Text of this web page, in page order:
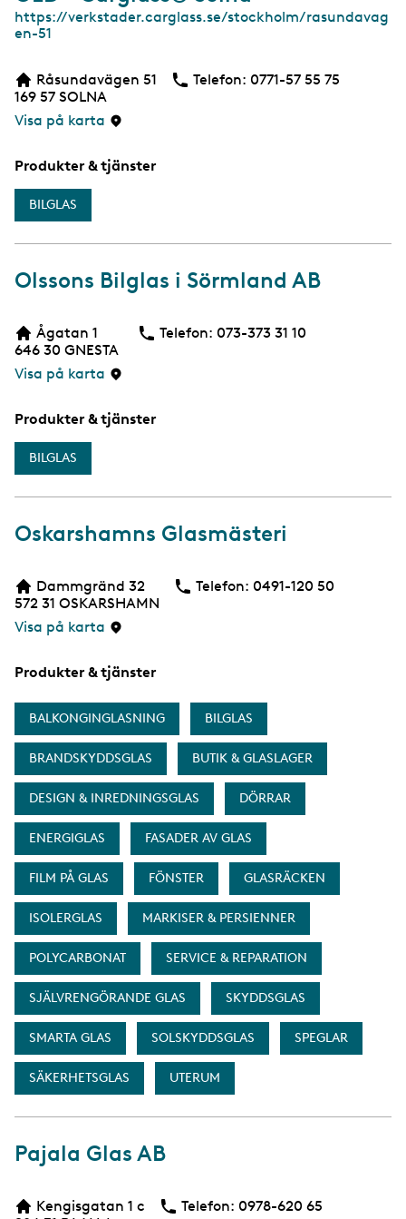
W
e
https://verkstader.carglass.se/stockholm/rasundavag
en-51
Råsundavägen 51
169 57 SOLNA
Visa på karta
Telefon: Telefon
0771-57 55 75
Produkter & tjänster
BILGLAS
Olssons Bilglas i Sörmland AB
Ågatan 1
646 30 GNESTA
Visa på karta
Telefon: Telefon
073-373 31 10
Produkter & tjänster
BILGLAS
Oskarshamns Glasmästeri
Dammgränd 32
572 31 OSKARSHAMN
Visa på karta
Telefon: Telefon
0491-120 50
Produkter & tjänster
BALKONGINGLASNING BILGLAS
BRANDSKYDDSGLAS BUTIK & GLASLAGER
DESIGN & INREDNINGSGLAS DÖRRAR
ENERGIGLAS FASADER AV GLAS
FILM PÅ GLAS FÖNSTER GLASRÄCKEN
ISOLERGLAS MARKISER & PERSIENNER
POLYCARBONAT SERVICE & REPARATION
SJÄLVRENGÖRANDE GLAS SKYDDSGLAS
SMARTA GLAS SOLSKYDDSGLAS SPEGLAR
SÄKERHETSGLAS UTERUM
Pajala Glas AB
Kengisgatan 1 c
Telefon: Telefon
0978-620 65